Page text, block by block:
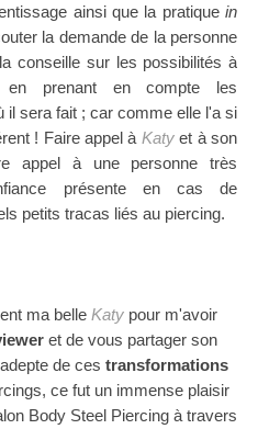
ainsi que la pratiquein
la demande de la personne
conseille sur les possibilités à
prenant en compte les
il sera fait ; car comme elle l'a si
! Faire appel à Katyet à son
appel à une personnetrès
présente en cas de
petits tracas liés au piercing.
ma belle Katypour m'avoir
et de vous partager son
de ces transformations
ce fut un immense plaisir
Body Steel Piercing à travers